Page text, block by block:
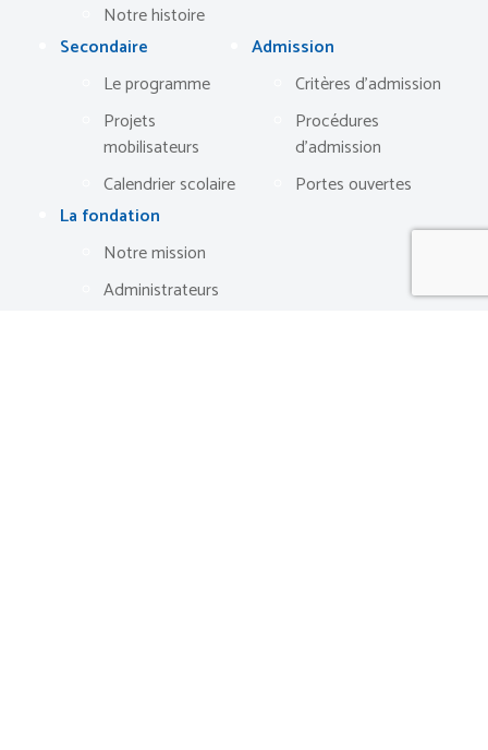
Notre histoire
Secondaire
Le programme
Projets
mobilisateurs
Calendrier scolaire
Admission
Critères d’admission
Procédures
d’admission
Portes ouvertes
La fondation
Notre mission
Administrateurs